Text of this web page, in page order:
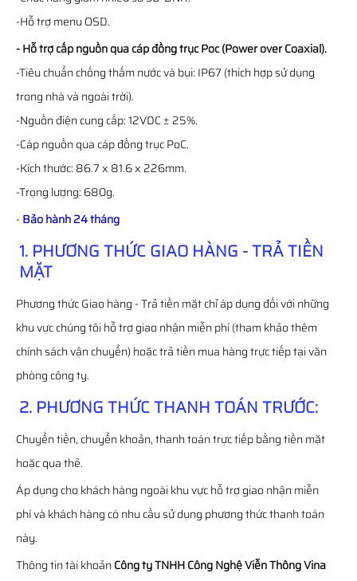
-Hỗ trợ menu OSD.
- Hỗ trợ cấp nguồn qua cáp đồng trục Poc (Power over Coaxial).
-Tiêu chuẩn chống thấm nước và bụi: IP67 (thích hợp sử dụng
trong nhà và ngoài trời).
-Nguồn điện cung cấp: 12VDC ± 25%.
-Cáp nguồn qua cáp đồng trục PoC.
-Kích thước: 86.7 x 81.6 x 226mm.
-Trọng lượng: 680g.
- Bảo hành 24 tháng
1. PHƯƠNG THỨC GIAO HÀNG - TRẢ TIỀN
MẶT
Phương thức Giao hàng - Trả tiền mặt chỉ áp dụng đối với những
khu vực chúng tôi hỗ trợ giao nhận miễn phí (tham khảo thêm
chính sách vận chuyển) hoặc trả tiền mua hàng trực tiếp tại văn
phòng công ty.
2. PHƯƠNG THỨC THANH TOÁN TRƯỚC:
Chuyển tiền, chuyển khoản, thanh toán trực tiếp bằng tiền mặt
hoặc qua thẻ.
Áp dụng cho khách hàng ngoài khu vực hỗ trợ giao nhận miễn
phí và khách hàng có nhu cầu sử dụng phương thức thanh toán
này.
Thông tin tài khoảnCông ty TNHH Công Nghệ Viễn Thông Vina